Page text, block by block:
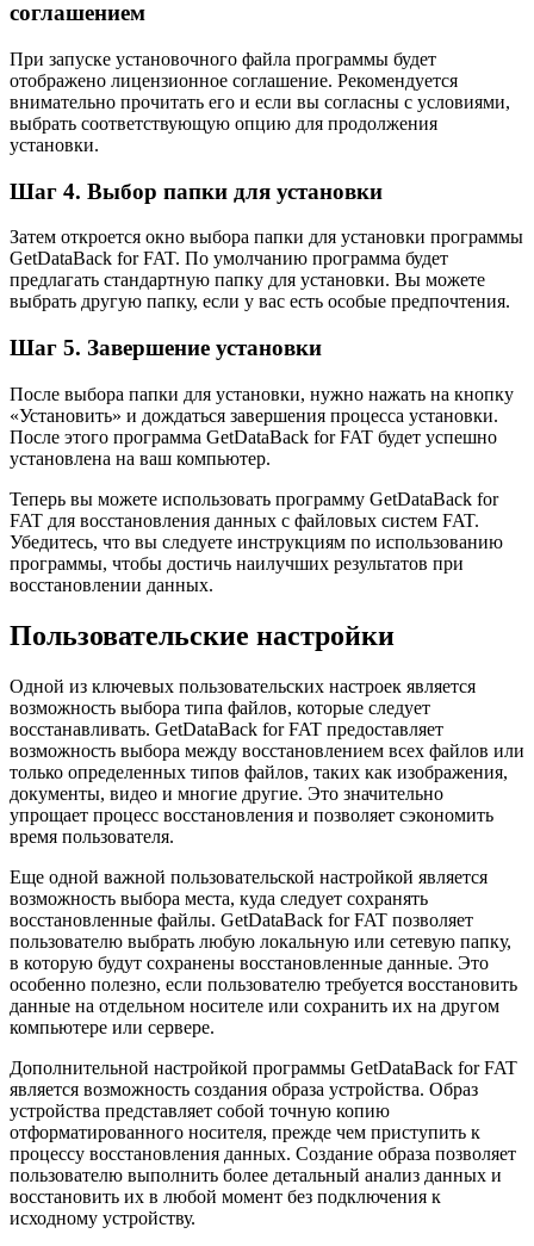
соглашением
При запуске установочного файла программы будет
отображено лицензионное соглашение. Рекомендуется
внимательно прочитать его и если вы согласны с условиями,
выбрать соответствующую опцию для продолжения
установки.
Шаг 4. Выбор папки для установки
Затем откроется окно выбора папки для установки программы
GetDataBack for FAT. По умолчанию программа будет
предлагать стандартную папку для установки. Вы можете
выбрать другую папку, если у вас есть особые предпочтения.
Шаг 5. Завершение установки
После выбора папки для установки, нужно нажать на кнопку
«Установить» и дождаться завершения процесса установки.
После этого программа GetDataBack for FAT будет успешно
установлена на ваш компьютер.
Теперь вы можете использовать программу GetDataBack for
FAT для восстановления данных с файловых систем FAT.
Убедитесь, что вы следуете инструкциям по использованию
программы, чтобы достичь наилучших результатов при
восстановлении данных.
Пользовательские настройки
Одной из ключевых пользовательских настроек является
возможность выбора типа файлов, которые следует
восстанавливать. GetDataBack for FAT предоставляет
возможность выбора между восстановлением всех файлов или
только определенных типов файлов, таких как изображения,
документы, видео и многие другие. Это значительно
упрощает процесс восстановления и позволяет сэкономить
время пользователя.
Еще одной важной пользовательской настройкой является
возможность выбора места, куда следует сохранять
восстановленные файлы. GetDataBack for FAT позволяет
пользователю выбрать любую локальную или сетевую папку,
в которую будут сохранены восстановленные данные. Это
особенно полезно, если пользователю требуется восстановить
данные на отдельном носителе или сохранить их на другом
компьютере или сервере.
Дополнительной настройкой программы GetDataBack for FAT
является возможность создания образа устройства. Образ
устройства представляет собой точную копию
отформатированного носителя, прежде чем приступить к
процессу восстановления данных. Создание образа позволяет
пользователю выполнить более детальный анализ данных и
восстановить их в любой момент без подключения к
исходному устройству.